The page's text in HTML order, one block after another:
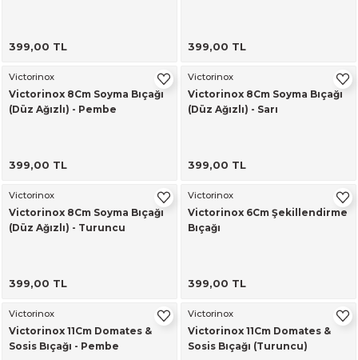
399,00 TL 399,00 TL
Victorinox
Victorinox 8Cm Soyma Bıçağı
(Düz Ağızlı) - Pembe
399,00 TL
Victorinox
Victorinox 8Cm Soyma Bıçağı
(Düz Ağızlı) - Sarı
399,00 TL
Victorinox
Victorinox 8Cm Soyma Bıçağı
(Düz Ağızlı) - Turuncu
399,00 TL
Victorinox
Victorinox 6Cm Şekillendirme
Bıçağı
399,00 TL
Victorinox
Victorinox 11Cm Domates &
Sosis Bıçağı - Pembe
Victorinox
Victorinox 11Cm Domates &
Sosis Bıçağı (Turuncu)